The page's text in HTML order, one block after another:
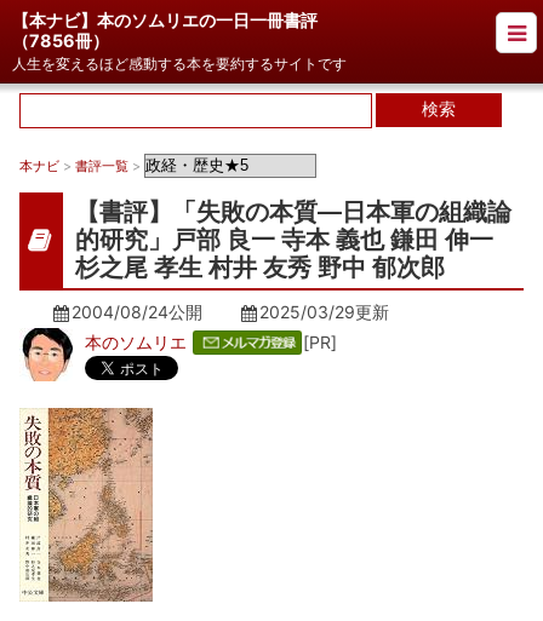
【本ナビ】本のソムリエの一日一冊書評
（7856冊）
人生を変えるほど感動する本を要約するサイトです
本ナビ > 書評一覧 >
【書評】「失敗の本質―日本軍の組織論
的研究」戸部 良一 寺本 義也 鎌田 伸一
杉之尾 孝生 村井 友秀 野中 郁次郎
2004/08/24公開 2025/03/29更新
本のソムリエ
[PR]